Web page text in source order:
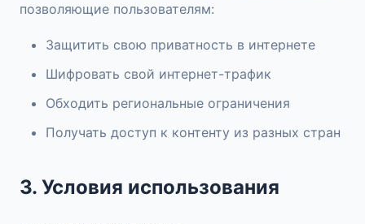
позволяющие пользователям:
Защитить свою приватность в интернете
Шифровать свой интернет-трафик
Обходить региональные ограничения
Получать доступ к контенту из разных стран
3. Условия использования